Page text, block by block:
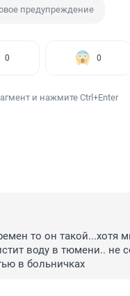
предупреждение
0 0
и нажмите Ctrl+Enter
то он
воду в тюмени.. не
в больничках